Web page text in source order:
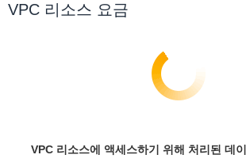
VPC 리소스 요금
VPC 리소스에 액세스하기 위해 처리된 데